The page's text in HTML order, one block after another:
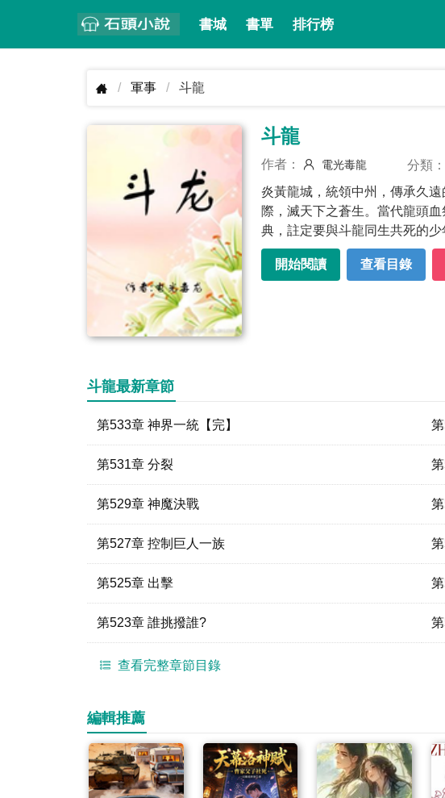
書城 書單 排行榜
軍事 斗龍
斗龍
作者： 電光毒龍 分類：
炎黃龍城，統領中州，傳承久
際，滅天下之蒼生。當代龍頭
典，註定要與斗龍同生共死的
開始閱讀 查看目錄
斗龍最新章節
第533章 神界一統【完】
第531章 分裂
第529章 神魔決戰
第527章 控制巨人一族
第525章 出擊
第523章 誰挑撥誰?
查看完整章節目錄
編輯推薦